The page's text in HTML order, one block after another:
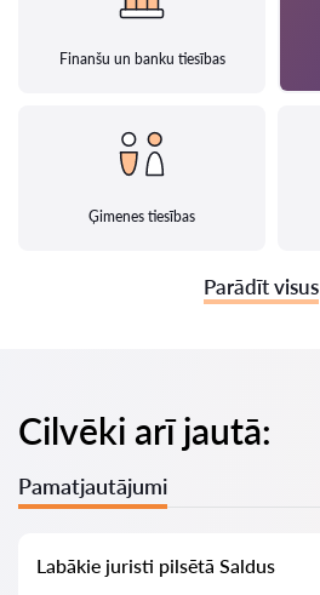
Finanšu un banku tiesības
Ģimenes tiesības
Parādīt visus
Cilvēki arī jautā:
Pamatjautājumi
Labākie juristi pilsētā Saldus